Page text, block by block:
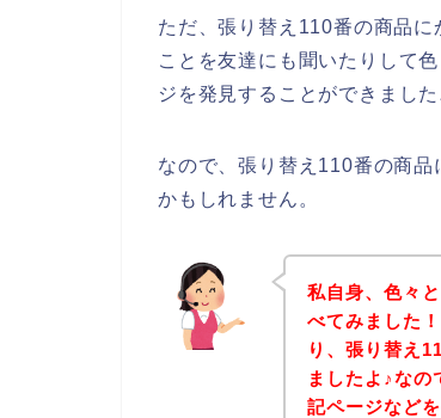
ただ、張り替え110番の商品
ことを友達にも聞いたりして
ジを発見することができました
なので、張り替え110番の商
かもしれません。
私自身、色々
べてみました
り、張り替え
ましたよ♪な
記ページなど